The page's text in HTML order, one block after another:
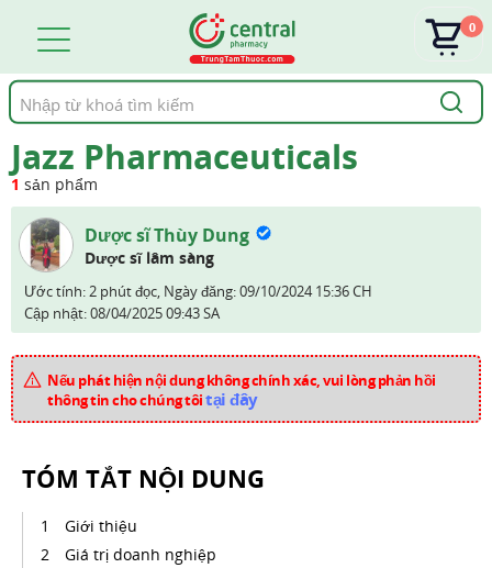
Tìm
kiếm
0
Jazz Pharmaceuticals
1 sản phẩm
Dược sĩ Thùy Dung
Dược sĩ lâm sàng
Ước tính: 2 phút đọc, Ngày đăng:09/10/2024 15:36 CH
Cập nhật:08/04/2025 09:43 SA
Nếu phát hiện nội dung không chính xác, vui lòng phản hồi
thông tin cho chúng tôitại đây
TÓM TẮT NỘI DUNG
Giới thiệu
Giá trị doanh nghiệp